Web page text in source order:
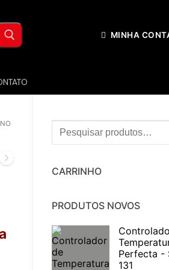
MINHA
Procurar:
CARRINHO
PRODUTOS NOVOS
Perfecta -
131